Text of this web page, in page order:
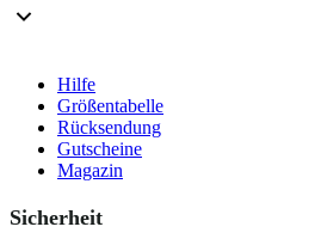
Hilfe
Größentabelle
Rücksendung
Gutscheine
Magazin
Sicherheit